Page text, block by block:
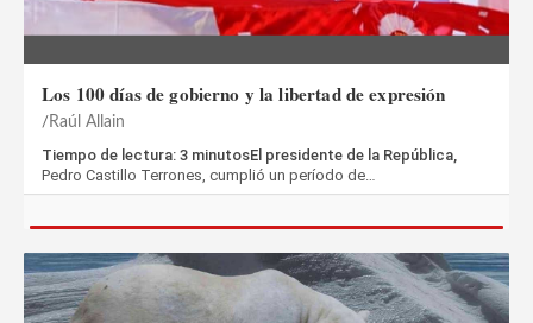
Los 100 días de gobierno y la libertad de expresión
Raúl Allain
Tiempo de lectura: 3 minutosEl presidente de la República,
Pedro Castillo Terrones, cumplió un período de…